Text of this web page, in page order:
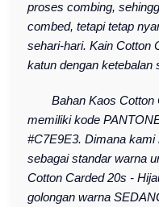
proses combing,
combed, tetapi tetap
sehari-hari. Kain Cotton
katun dengan ketebalan
Bahan Kaos Cotton
memiliki kode
#C7E9E3. Dimana
sebagai standar warna
Cotton Carded 20s -
golongan warna